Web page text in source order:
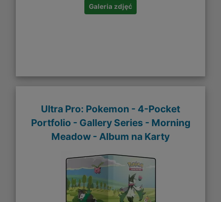
Galeria zdjęć
Ultra Pro: Pokemon - 4-Pocket
Portfolio - Gallery Series - Morning
Meadow - Album na Karty